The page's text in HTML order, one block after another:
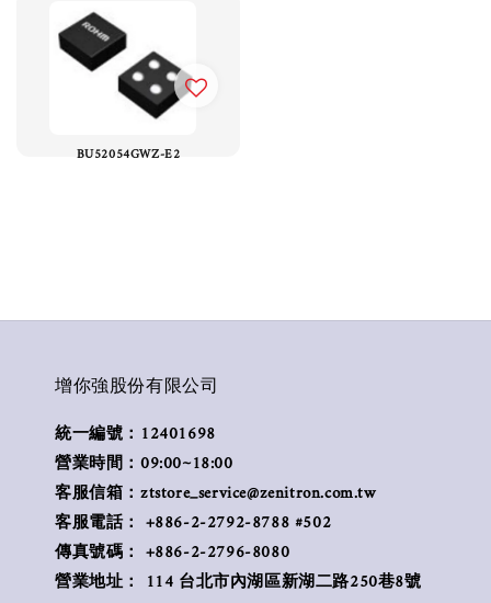
BU52054GWZ-E2
增你強股份有限公司
統一編號：12401698
營業時間：09:00~18:00
客服信箱：ztstore_service@zenitron.com.tw
客服電話： +886-2-2792-8788 #502
傳真號碼： +886-2-2796-8080
營業地址： 114 台北市內湖區新湖二路250巷8號